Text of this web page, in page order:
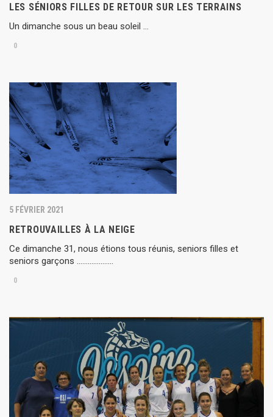
LES SÉNIORS FILLES DE RETOUR SUR LES TERRAINS
Un dimanche sous un beau soleil …
0
5 FÉVRIER 2021
RETROUVAILLES À LA NEIGE
Ce dimanche 31, nous étions tous réunis, seniors filles et
seniors garçons ………………..
0